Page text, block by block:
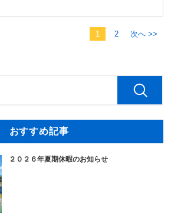
1 2 次へ >>
おすすめ記事
２０２６年夏期休暇のお知らせ